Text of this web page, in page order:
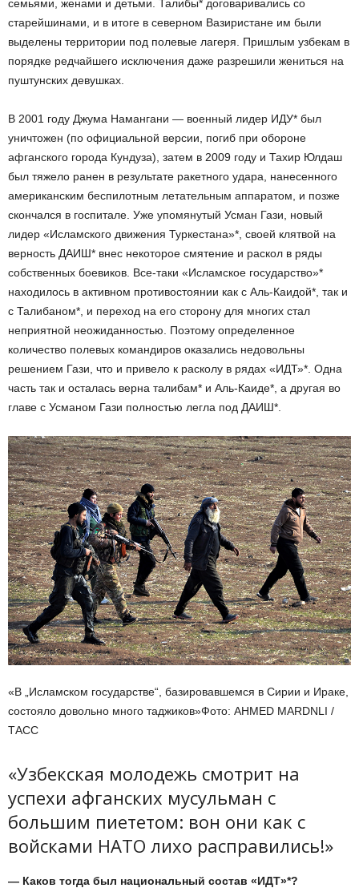
семьями, женами и детьми. Талибы* договаривались со
старейшинами, и в итоге в северном Вазиристане им были
выделены территории под полевые лагеря. Пришлым узбекам в
порядке редчайшего исключения даже разрешили жениться на
пуштунских девушках.
В 2001 году Джума Намангани — военный лидер ИДУ* был
уничтожен (по официальной версии, погиб при обороне
афганского города Кундуза), затем в 2009 году и Тахир Юлдаш
был тяжело ранен в результате ракетного удара, нанесенного
американским беспилотным летательным аппаратом, и позже
скончался в госпитале. Уже упомянутый Усман Гази, новый
лидер «Исламского движения Туркестана»*, своей клятвой на
верность ДАИШ* внес некоторое смятение и раскол в ряды
собственных боевиков. Все-таки «Исламское государство»*
находилось в активном противостоянии как с Аль-Каидой*, так и
с Талибаном*, и переход на его сторону для многих стал
неприятной неожиданностью. Поэтому определенное
количество полевых командиров оказались недовольны
решением Гази, что и привело к расколу в рядах «ИДТ»*. Одна
часть так и осталась верна талибам* и Аль-Каиде*, а другая во
главе с Усманом Гази полностью легла под ДАИШ*.
«В „Исламском государстве“, базировавшемся в Сирии и Ираке,
состояло довольно много таджиков»Фото: AHMED MARDNLI /
ТАСС
«Узбекская молодежь смотрит на
успехи афганских мусульман с
большим пиететом: вон они как с
войсками НАТО лихо расправились!»
— Каков тогда был национальный состав «ИДТ»*?